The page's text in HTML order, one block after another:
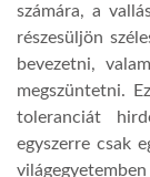
számára, a
részesüljön
bevezetni,
megszüntetni.
toleranciát
egyszerre csak